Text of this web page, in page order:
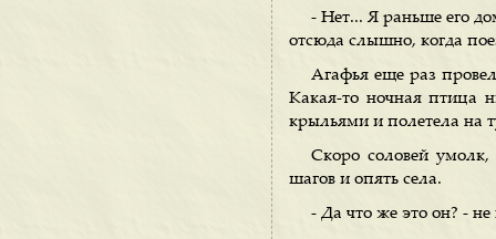
- Нет... Я раньше его
отсюда слышно, когда
Агафья еще раз
Какая-то ночная птица
крыльями и полетела на
Скоро соловей умолк,
шагов и опять села.
- Да что же это он? -